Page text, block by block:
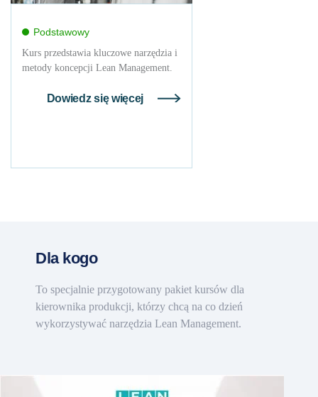
Podstawowy
Kurs przedstawia kluczowe narzędzia i
metody koncepcji Lean Management.
Dowiedz się więcej
Dla kogo
To specjalnie przygotowany pakiet kursów dla
kierownika produkcji, którzy chcą na co dzień
wykorzystywać narzędzia Lean Management.